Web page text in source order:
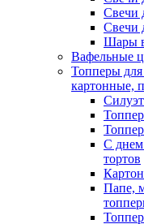
Свечи
Свечи
Шары
Вафельные
Топперы для
картонные,
С днем
тортов
Папе,